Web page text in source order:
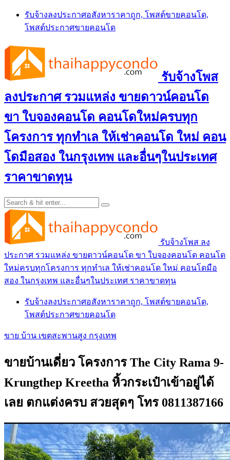
Skip
content
รับจ้างลงประกาศอสังหาราคาถูก, โพสต์ขายคอนโด,
โพสต์ประกาศขายคอนโด
รับจ้างโพส
ลงประกาศ รวมแหล่ง ขายดาวน์คอนโด
ขา ใบจองคอนโด คอนโดใหม่ครบทุก
โครงการ ทุกทำเล ให้เช่าคอนโด ใหม่ คอน
โดมือสอง ในกรุงเทพ และอื่นๆในประเทศ
ราคาขาดทุน
รับจ้างโพส ลง
ประกาศ รวมแหล่ง ขายดาวน์คอนโด ขา ใบจองคอนโด คอนโด
ใหม่ครบทุกโครงการ ทุกทำเล ให้เช่าคอนโด ใหม่ คอนโดมือ
สอง ในกรุงเทพ และอื่นๆในประเทศ ราคาขาดทุน
รับจ้างลงประกาศอสังหาราคาถูก, โพสต์ขายคอนโด,
โพสต์ประกาศขายคอนโด
ขาย บ้าน เขตสะพานสูง กรุงเทพ
ขายบ้านเดี่ยว โครงการ The City Rama 9-
Krungthep Kreetha หิ้วกระเป๋าเข้าอยู่ได้
เลย ตกแต่งครบ สวยสุดๆ โทร 0811387166